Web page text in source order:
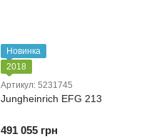
Новинка
2018
Артикул: 5231745
Jungheinrich EFG 213
491 055 грн